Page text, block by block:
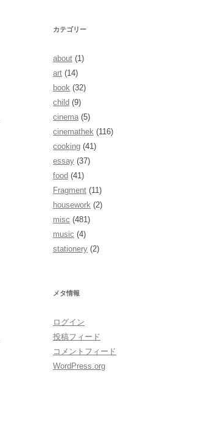
カテゴリー
about (1)
art (14)
book (32)
child (9)
cinema (5)
cinemathek (116)
cooking (41)
essay (37)
food (41)
Fragment (11)
housework (2)
misc (481)
music (4)
stationery (2)
メタ情報
ログイン
投稿フィード
コメントフィード
WordPress.org